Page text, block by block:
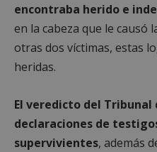
encontraba herido e
en la cabeza que le causó
otras dos víctimas, estas
heridas.
El veredicto del Tribunal
declaraciones de
supervivientes, además